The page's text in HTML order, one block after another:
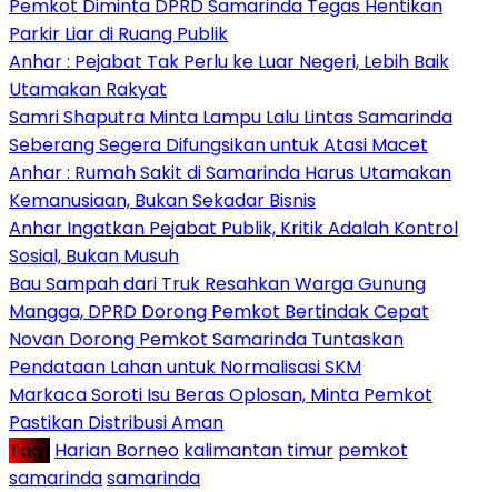
Pemkot Diminta DPRD Samarinda Tegas Hentikan
Parkir Liar di Ruang Publik
Anhar : Pejabat Tak Perlu ke Luar Negeri, Lebih Baik
Utamakan Rakyat
Samri Shaputra Minta Lampu Lalu Lintas Samarinda
Seberang Segera Difungsikan untuk Atasi Macet
Anhar : Rumah Sakit di Samarinda Harus Utamakan
Kemanusiaan, Bukan Sekadar Bisnis
Anhar Ingatkan Pejabat Publik, Kritik Adalah Kontrol
Sosial, Bukan Musuh
Bau Sampah dari Truk Resahkan Warga Gunung
Mangga, DPRD Dorong Pemkot Bertindak Cepat
Novan Dorong Pemkot Samarinda Tuntaskan
Pendataan Lahan untuk Normalisasi SKM
Markaca Soroti Isu Beras Oplosan, Minta Pemkot
Pastikan Distribusi Aman
Tag : Harian Borneo kalimantan timur pemkot
samarindasamarinda